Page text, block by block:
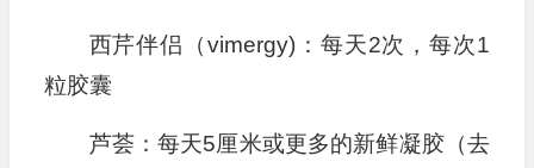
西芹伴侣（vimergy)：每天2次，每次1
粒胶囊
芦荟：每天5厘米或更多的新鲜凝胶（去